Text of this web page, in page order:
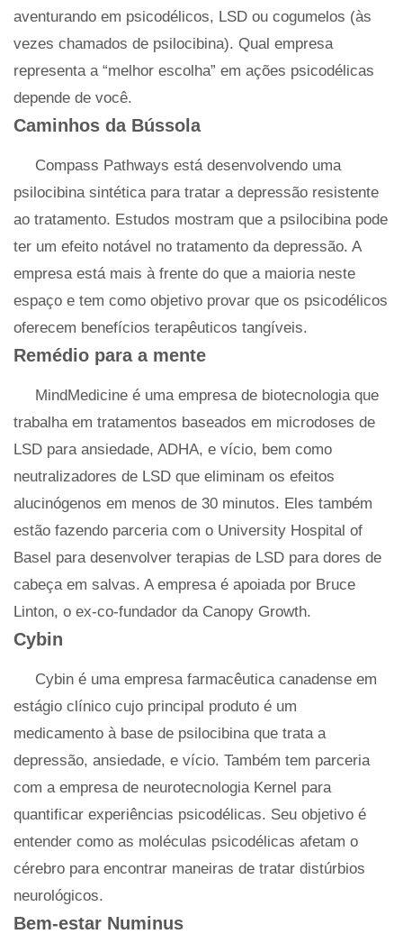
aventurando em psicodélicos, LSD ou cogumelos (às
vezes chamados de psilocibina). Qual empresa
representa a “melhor escolha” em ações psicodélicas
depende de você.
Caminhos da Bússola
Compass Pathways está desenvolvendo uma
psilocibina sintética para tratar a depressão resistente
ao tratamento. Estudos mostram que a psilocibina pode
ter um efeito notável no tratamento da depressão. A
empresa está mais à frente do que a maioria neste
espaço e tem como objetivo provar que os psicodélicos
oferecem benefícios terapêuticos tangíveis.
Remédio para a mente
MindMedicine é uma empresa de biotecnologia que
trabalha em tratamentos baseados em microdoses de
LSD para ansiedade, ADHA, e vício, bem como
neutralizadores de LSD que eliminam os efeitos
alucinógenos em menos de 30 minutos. Eles também
estão fazendo parceria com o University Hospital of
Basel para desenvolver terapias de LSD para dores de
cabeça em salvas. A empresa é apoiada por Bruce
Linton, o ex-co-fundador da Canopy Growth.
Cybin
Cybin é uma empresa farmacêutica canadense em
estágio clínico cujo principal produto é um
medicamento à base de psilocibina que trata a
depressão, ansiedade, e vício. Também tem parceria
com a empresa de neurotecnologia Kernel para
quantificar experiências psicodélicas. Seu objetivo é
entender como as moléculas psicodélicas afetam o
cérebro para encontrar maneiras de tratar distúrbios
neurológicos.
Bem-estar Numinus